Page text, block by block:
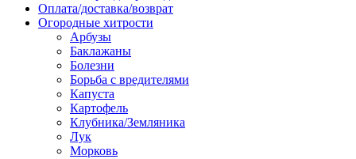
Оплата/доставка/возврат
Огородные хитрости
Арбузы
Баклажаны
Болезни
Борьба с вредителями
Капуста
Картофель
Клубника/Земляника
Лук
Морковь